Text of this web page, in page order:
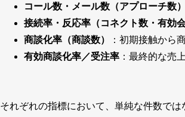
コール数・メール数（アプローチ数）
接続率・反応率（コネクト数・有効会
商談化率（商談数）
：初期接触から
有効商談化率／受注率 ：最終的な売
それぞれの指標において、単純な件数で